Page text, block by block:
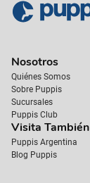
Nosotros
Quiénes Somos
Sobre Puppis
Sucursales
Puppis Club
Visita También
Puppis Argentina
Blog Puppis